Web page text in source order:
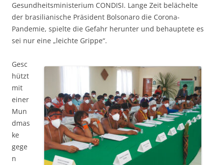
Gesundheitsministerium CONDISI. Lange Zeit belächelte
der brasilianische Präsident Bolsonaro die Corona-
Pandemie, spielte die Gefahr herunter und behauptete es
sei nur eine „leichte Grippe“.
Gesc
hützt
mit
einer
Mun
dmas
ke
gege
n